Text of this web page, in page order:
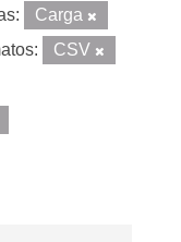
Carga
CSV